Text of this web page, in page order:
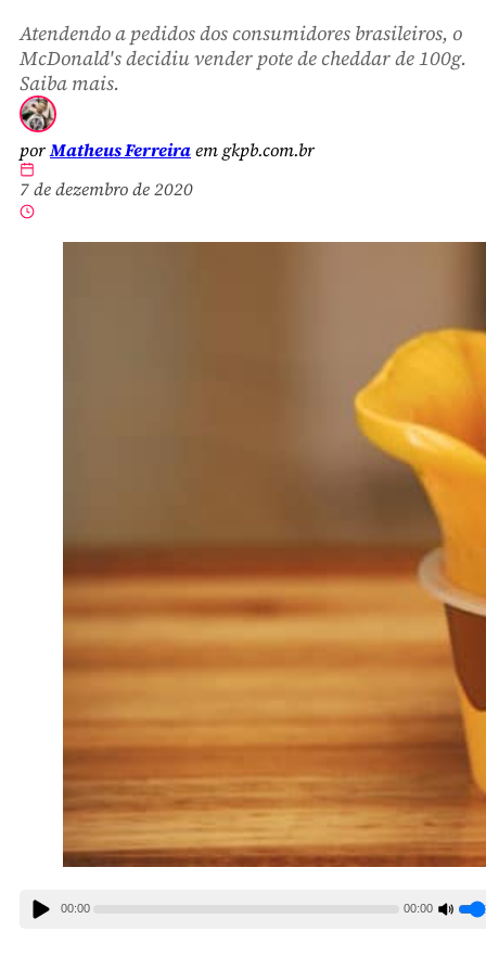
Atendendo a pedidos dos consumidores brasileiros, o
McDonald's decidiu vender pote de cheddar de 100g.
Saiba mais.
porMatheus Ferreiraem gkpb.com.br
7 de dezembro de 2020
00:00 00:00